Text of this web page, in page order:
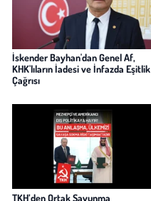
İskender Bayhan'dan Genel Af,
KHK'lıların İadesi ve İnfazda Eşitlik
Çağrısı
TKH’den Ortak Savunma